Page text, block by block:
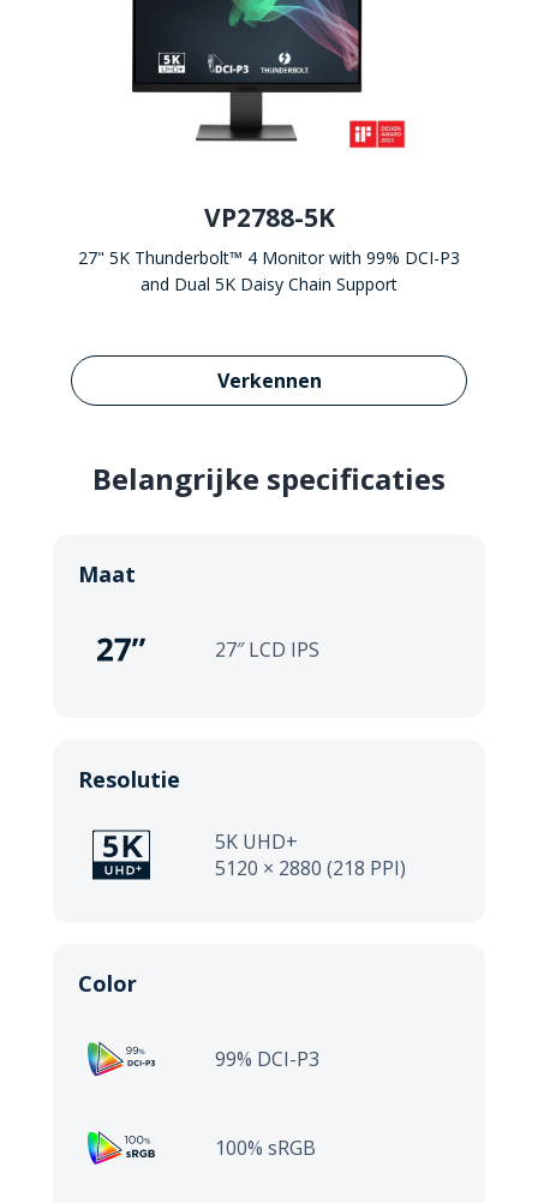
VP2788-5K
27" 5K Thunderbolt™ 4 Monitor with 99% DCI-P3
and Dual 5K Daisy Chain Support
VerkennenLearn more about
Belangrijke specificaties
Maat
27″ LCD IPS
Resolutie
5K UHD+
5120 × 2880 (218 PPI)
Color
99% DCI-P3
100% sRGB